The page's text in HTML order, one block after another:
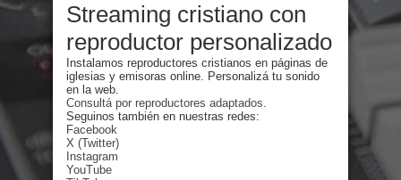
Streaming cristiano con
reproductor personalizado
Instalamos reproductores cristianos en páginas de
iglesias y emisoras online. Personalizá tu sonido
en la web.
Consultá por reproductores adaptados.
Seguinos también en nuestras redes:
Facebook
X (Twitter)
Instagram
YouTube